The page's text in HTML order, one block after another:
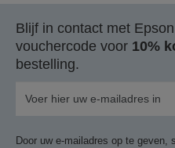
Blijf in contact met
vouchercode voor 10%
bestelling.
Door uw e-mailadres op te